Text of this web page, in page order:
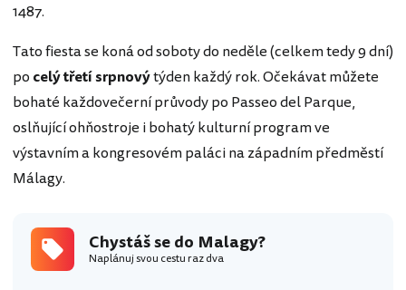
1487.
Tato fiesta se koná od soboty do neděle (celkem tedy 9 dní)
po celý třetí srpnovýtýden každý rok. Očekávat můžete
bohaté každovečerní průvody po Passeo del Parque,
oslňující ohňostroje i bohatý kulturní program ve
výstavním a kongresovém paláci na západním předměstí
Málagy.
Chystáš se do Malagy?
Naplánuj svou cestu raz dva